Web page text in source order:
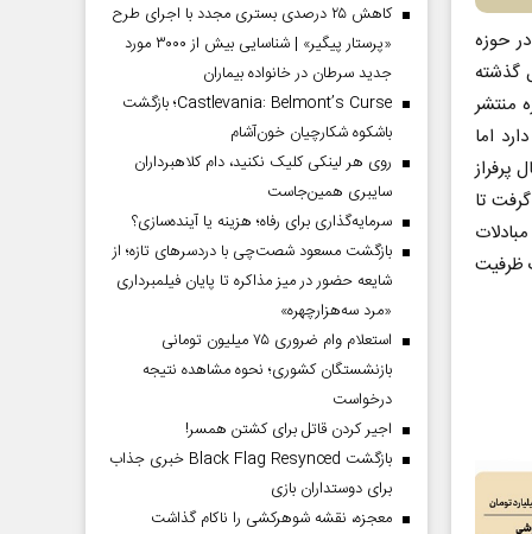
حوزه
گذشته
منتشر
اما
پرفراز
تا
ظرفیت
کاهش ۲۵ درصدی بستری مجدد با اجرای طرح
«پرستار پیگیر» | شناسایی بیش از ۳۰۰۰ مورد
جدید سرطان در خانواده بیماران
Castlevania: Belmont’s Curse؛ بازگشت
باشکوه شکارچیان خون‌آشام
روی هر لینکی کلیک نکنید، دام کلاهبرداران
سایبری همین‌جاست
سرمایه‌گذاری برای رفاه؛ هزینه یا آینده‌سازی؟
بازگشت مسعود شصت‌چی با دردسر‌های تازه؛ از
شایعه حضور در میز مذاکره تا پایان فیلمبرداری
«مرد سه‌هزارچهره»
استعلام وام ضروری ۷۵ میلیون تومانی
بازنشستگان کشوری؛ نحوه مشاهده نتیجه
درخواست
اجیر کردن قاتل برای کشتن همسر!
بازگشت Black Flag Resynced خبری جذاب
برای دوستداران بازی
معجزه، نقشه شوهرکشی را ناکام گذاشت